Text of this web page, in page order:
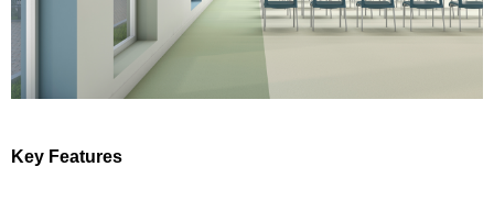
Key Features